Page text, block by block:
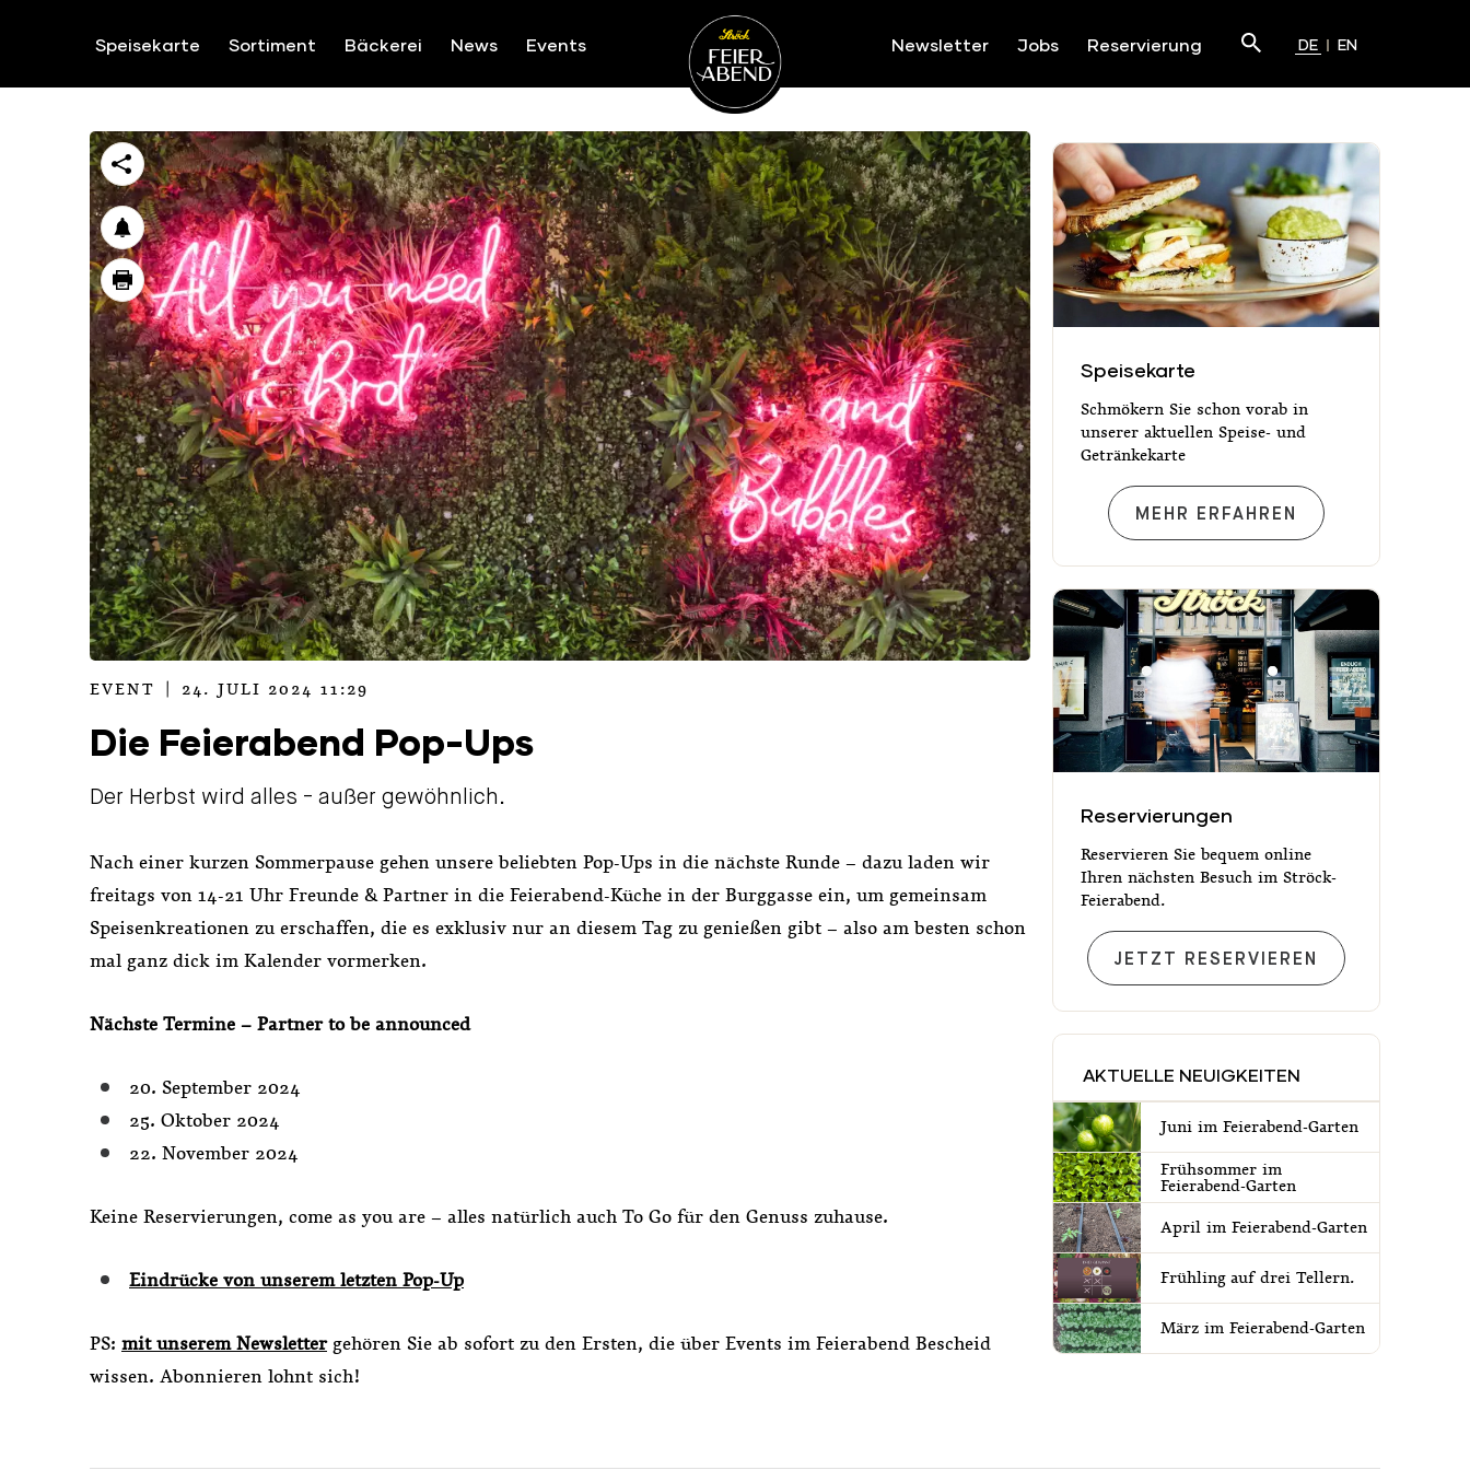
Ströck-Feierabend
Speisekarte Sortiment Bäckerei News Events Newsletter Jobs Reservierung
Suchen
Submit
DE EN
https://feierabend.stroeck.at/die-feierabend-pop-ups/ Die Feierabend Pop-Ups Die Feierabend Pop-Ups - [SHARE_URL] Die Feierabend Pop-Ups - [SHARE_URL]
share
notification
print
CATEGORIZED AS
EVENT | 24. JULI 2024 11:29
Die Feierabend Pop-Ups
Der Herbst wird alles - außer gewöhnlich.
Nach einer kurzen Sommerpause gehen unsere beliebten Pop-Ups in die nächste Runde – dazu laden wir
freitags von 14-21 Uhr Freunde & Partner in die Feierabend-Küche in der Burggasse ein, um gemeinsam
Speisenkreationen zu erschaffen, die es exklusiv nur an diesem Tag zu genießen gibt – also am besten schon
mal ganz dick im Kalender vormerken.
Nächste Termine – Partner to be announced
20. September 2024
25. Oktober 2024
22. November 2024
Keine Reservierungen, come as you are – alles natürlich auch To Go für den Genuss zuhause.
Eindrücke von unserem letzten Pop-Up
PS: mit unserem Newsletter gehören Sie ab sofort zu den Ersten, die über Events im Feierabend Bescheid
wissen. Abonnieren lohnt sich!
Speisekarte
Schmökern Sie schon vorab in
unserer aktuellen Speise- und
Getränkekarte
SPEISEKARTE
MEHR ERFAHREN
Reservierungen
Reservieren Sie bequem online
Ihren nächsten Besuch im Ströck-
Feierabend.
RESERVIERUNGEN
JETZT RESERVIEREN
AKTUELLE NEUIGKEITEN
Juni im Feierabend-Garten
Frühsommer im
Feierabend-Garten
April im Feierabend-Garten
Frühling auf drei Tellern.
März im Feierabend-Garten